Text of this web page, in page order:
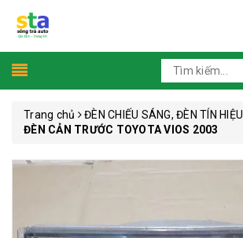
Trang chủ
ĐÈN CHIẾU SÁNG, ĐÈN TÍN HIỆU
ĐÈN CẢN TRƯỚC TOYOTA VIOS 2003